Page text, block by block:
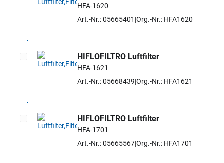
Artikel auswählen
HFA-1620
Art.-Nr.: 05665401 Org.-Nr.: HFA1620
Artikel auswählen
HIFLOFILTRO Luftfilter
HFA-1621
Art.-Nr.: 05668439 Org.-Nr.: HFA1621
Artikel auswählen
HIFLOFILTRO Luftfilter
HFA-1701
Art.-Nr.: 05665567Org.-Nr.: HFA1701